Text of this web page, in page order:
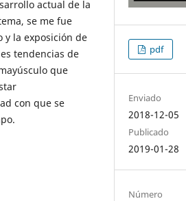
actual de la
se me fue
y la exposición de
tendencias de
que
con que se
pdf
Enviado
2018-12-05
Publicado
2019-01-28
Número